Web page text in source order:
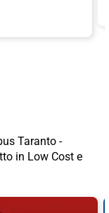
Taranto -
in Low Cost e